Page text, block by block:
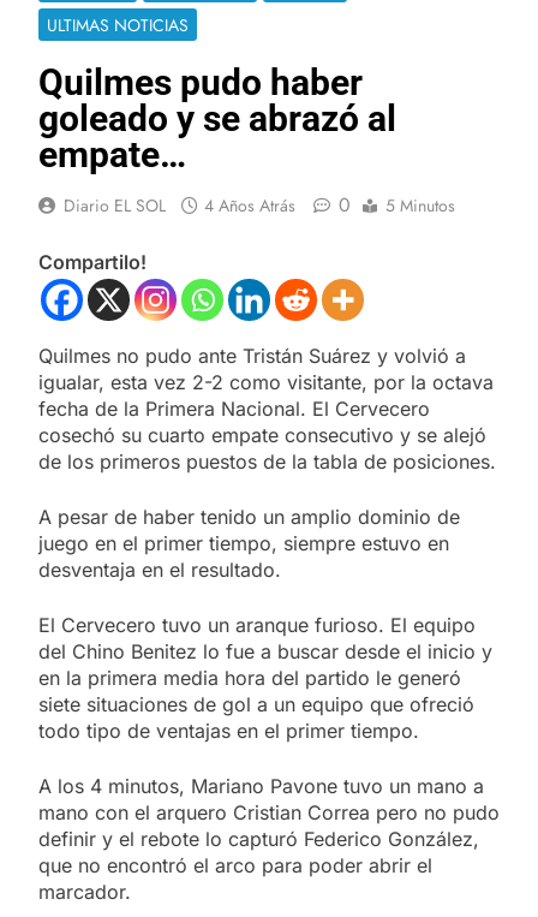
ULTIMAS NOTICIAS
Quilmes pudo haber
goleado y se abrazó al
empate…
Diario EL SOL 4 Años Atrás 0 5 Minutos
Compartilo!
Quilmes no pudo ante Tristán Suárez y volvió a
igualar, esta vez 2-2 como visitante, por la octava
fecha de la Primera Nacional. El Cervecero
cosechó su cuarto empate consecutivo y se alejó
de los primeros puestos de la tabla de posiciones.
A pesar de haber tenido un amplio dominio de
juego en el primer tiempo, siempre estuvo en
desventaja en el resultado.
El Cervecero tuvo un aranque furioso. El equipo
del Chino Benitez lo fue a buscar desde el inicio y
en la primera media hora del partido le generó
siete situaciones de gol a un equipo que ofreció
todo tipo de ventajas en el primer tiempo.
A los 4 minutos, Mariano Pavone tuvo un mano a
mano con el arquero Cristian Correa pero no pudo
definir y el rebote lo capturó Federico González,
que no encontró el arco para poder abrir el
marcador.